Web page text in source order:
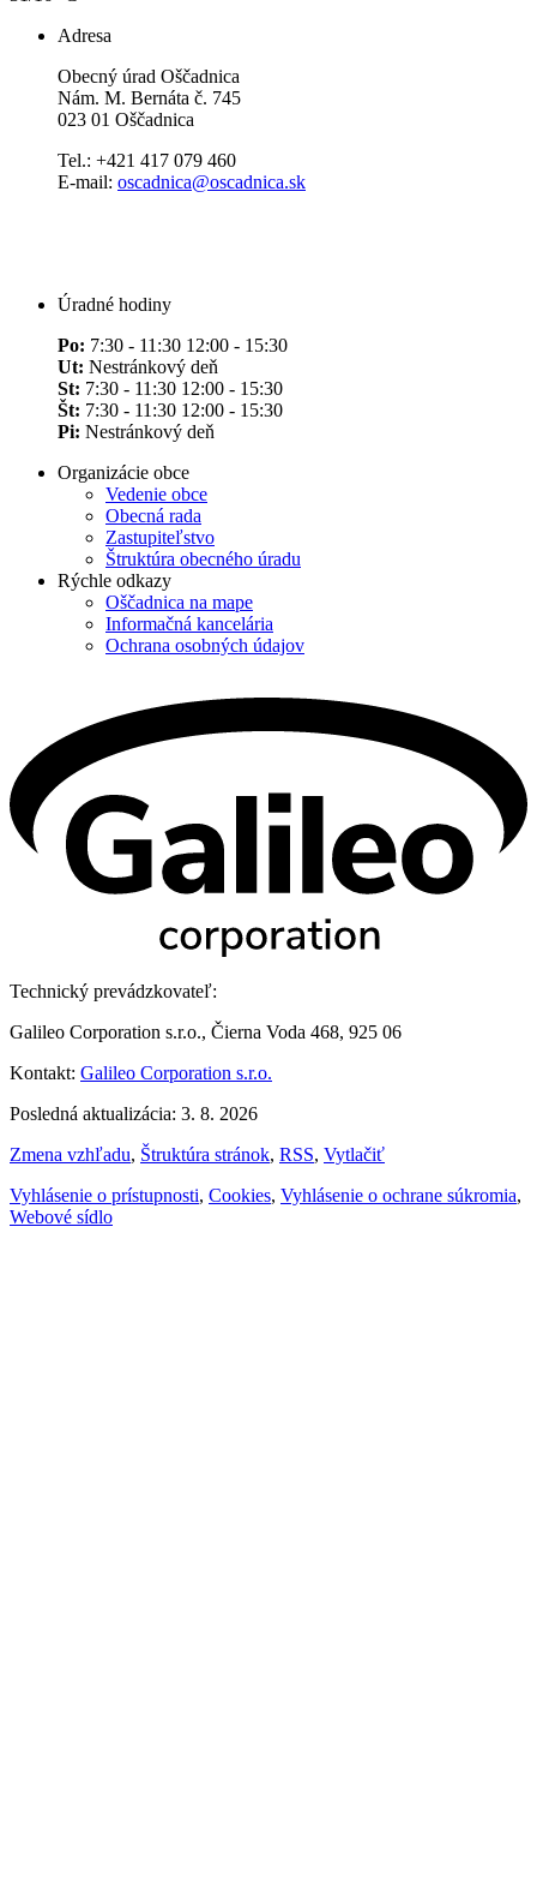
Adresa
Obecný úrad Oščadnica
Nám. M. Bernáta č. 745
023 01 Oščadnica
Tel.: +421 417 079 460
E-mail: oscadnica@oscadnica.sk
Úradné hodiny
Po: 7:30 - 11:30 12:00 - 15:30
Ut: Nestránkový deň
St: 7:30 - 11:30 12:00 - 15:30
Št: 7:30 - 11:30 12:00 - 15:30
Pi: Nestránkový deň
Organizácie obce
Vedenie obce
Obecná rada
Zastupiteľstvo
Štruktúra obecného úradu
Rýchle odkazy
Oščadnica na mape
Informačná kancelária
Ochrana osobných údajov
Technický prevádzkovateľ:
Galileo Corporation s.r.o., Čierna Voda 468, 925 06
Kontakt: Galileo Corporation s.r.o.
Posledná aktualizácia: 3. 8. 2026
Zmena vzhľadu, Štruktúra stránok, RSS, Vytlačiť
Vyhlásenie o prístupnosti, Cookies, Vyhlásenie o ochrane súkromia,
Webové sídlo